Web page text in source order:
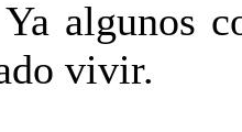
algunos
vivir.